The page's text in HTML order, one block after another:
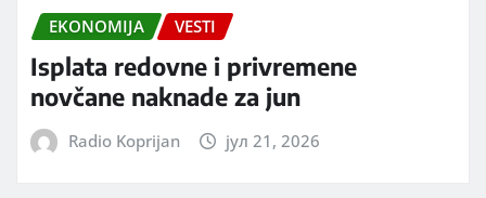
EKONOMIJA VESTI
Isplata redovne i privremene
novčane naknade za jun
Radio Koprijan јул 21, 2026